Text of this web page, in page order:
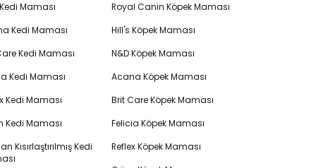
Maması
Kedi Maması
Kedi Maması
Kedi Maması
Kedi Maması
Kedi Maması
Kısırlaştırılmış Kedi
Royal Canin Köpek Maması
Hill's Köpek Maması
N&D Köpek Maması
Acana Köpek Maması
Brit Care Köpek Maması
Felicia Köpek Maması
Reflex Köpek Maması